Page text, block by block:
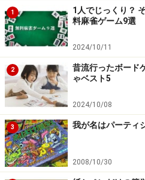
1
1人でじっくり？
料麻雀ゲーム9選
2024/10/11
2
昔流行ったボード
ゃベスト5
2024/10/08
3 我が名はパーティ
2008/10/30